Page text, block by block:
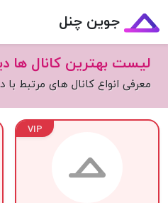
جوین چنل
لیست بهترین کانال ها
معرفی انواع کانال های مرتبط با
VIP